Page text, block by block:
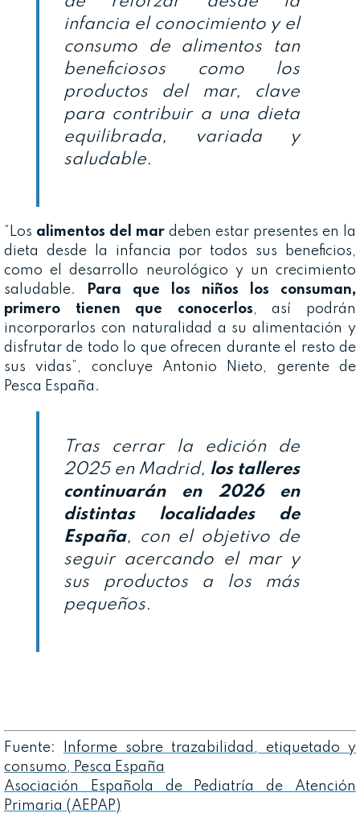
infancia el conocimiento y el
consumo de alimentos tan
beneficiosos como los
productos del mar, clave
para contribuir a una dieta
equilibrada, variada y
saludable.
“Los alimentos del mar deben estar presentes en la
dieta desde la infancia por todos sus beneficios,
como el desarrollo neurológico y un crecimiento
saludable.
Para que los niños los consuman,
primero tienen que conocerlos, así podrán
incorporarlos con naturalidad a su alimentación y
disfrutar de todo lo que ofrecen durante el resto de
sus vidas”, concluye Antonio Nieto, gerente de
Pesca España.
Tras cerrar la edición de
2025 en Madrid, los talleres
continuarán en 2026 en
distintas localidades de
España, con el objetivo de
seguir acercando el mar y
sus productos a los más
pequeños.
Fuente:
Informe sobre trazabilidad, etiquetado y
consumo, Pesca España
Asociación Española de Pediatría de Atención
Primaria (AEPAP)